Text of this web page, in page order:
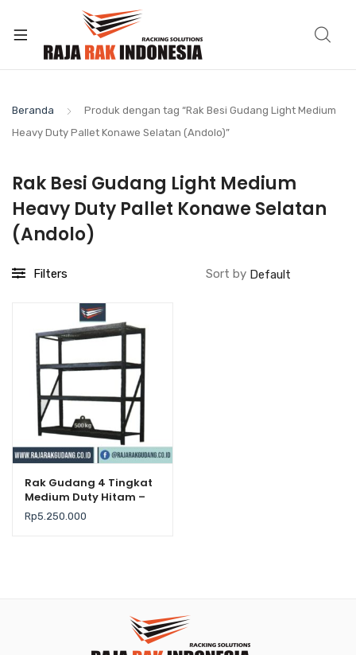
Beranda
Produk dengan tag “Rak Besi Gudang Light Medium
Heavy Duty Pallet Konawe Selatan (Andolo)”
Rak Besi Gudang Light Medium
Heavy Duty Pallet Konawe Selatan
(Andolo)
Filters Sort by
Rak Gudang 4 Tingkat
Medium Duty Hitam –
Krisbow
Rp5.250.000